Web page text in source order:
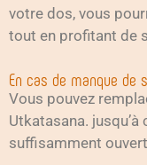
votre dos, vous
tout en profitant de
En cas de manque de
Vous pouvez
Utkatasana.
suffisamment